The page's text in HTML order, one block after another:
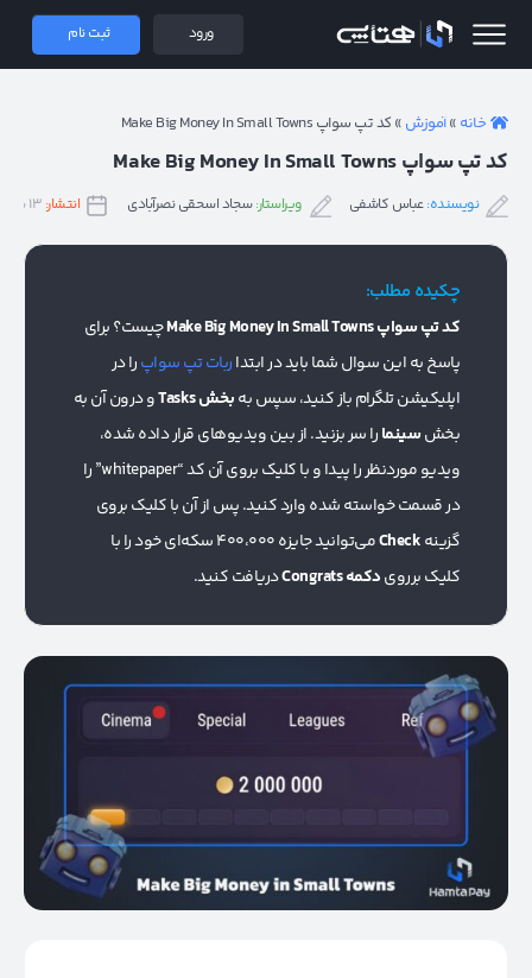
همتاپی ورود ثبت نام
خانه »آموزش » کد تپ سواپ Make Big Money In Small Towns
کد تپ سواپ Make Big Money In Small Towns
نویسنده:عباس کاشفی ویراستار:سجاد اسحقی نصرآبادی انتشار:
چکیده مطلب:
کد تپ سواپ Make Big Money In Small Towns
چیست؟ برای
پاسخ به این سوال شما باید در ابتداربات تپ سواپرا در
اپلیکیشن تلگرام باز کنید، سپس بهبخش Tasks
و درون آن به
بخشسینمارا سر بزنید. از بین ویدیوهای قرار داده شده،
ویدیو موردنظر را پیدا و با کلیک بروی آن کد “whitepaper” را
در قسمت خواسته شده وارد کنید. پس از آن با کلیک بروی
گزینهCheck
می‌توانید جایزه 400،000 سکه‌ای خود را با
کلیک بررویدکمه Congrats دریافت کنید.